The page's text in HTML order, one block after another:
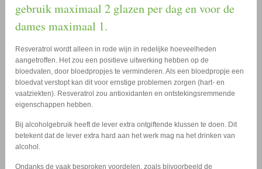
gebruik maximaal 2 glazen per dag en voor de
dames maximaal 1.
Resveratrol wordt alleen in rode wijn in redelijke hoeveelheden
aangetroffen. Het zou een positieve uitwerking hebben op de
bloedvaten, door bloedpropjes te verminderen. Als een bloedpropje een
bloedvat verstopt kan dit voor ernstige problemen zorgen (hart- en
vaatziekten). Resveratrol zou antioxidanten en ontstekingsremmende
eigenschappen hebben.
Bij alcoholgebruik heeft de lever extra ontgiftende klussen te doen. Dit
betekent dat de lever extra hard aan het werk mag na het drinken van
alcohol.
Ondanks de vaak besproken voordelen, zoals bijvoorbeeld de